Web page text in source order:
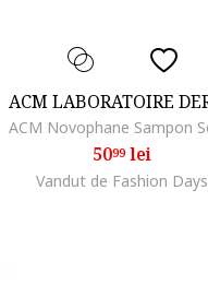
5099lei
Vandut de Fashion Days